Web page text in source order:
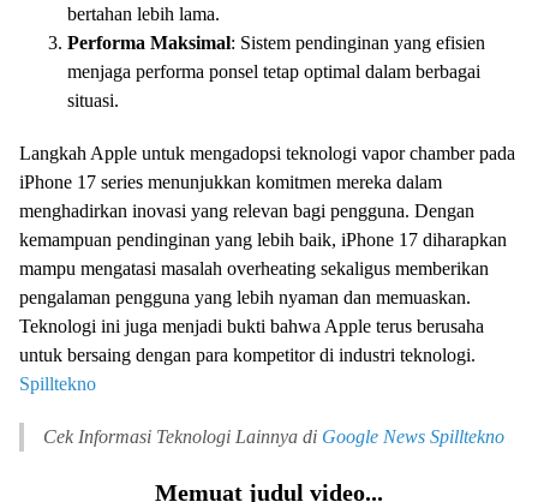
bertahan lebih lama.
Performa Maksimal: Sistem pendinginan yang efisien
menjaga performa ponsel tetap optimal dalam berbagai
situasi.
Langkah Apple untuk mengadopsi teknologi vapor chamber pada
iPhone 17 series menunjukkan komitmen mereka dalam
menghadirkan inovasi yang relevan bagi pengguna. Dengan
kemampuan pendinginan yang lebih baik, iPhone 17 diharapkan
mampu mengatasi masalah overheating sekaligus memberikan
pengalaman pengguna yang lebih nyaman dan memuaskan.
Teknologi ini juga menjadi bukti bahwa Apple terus berusaha
untuk bersaing dengan para kompetitor di industri teknologi.
Spilltekno
Cek Informasi Teknologi Lainnya di Google News Spilltekno
Memuat judul video...